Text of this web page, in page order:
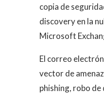
copia de
discovery en la
Microsoft
El correo
vector de
phishing, robo